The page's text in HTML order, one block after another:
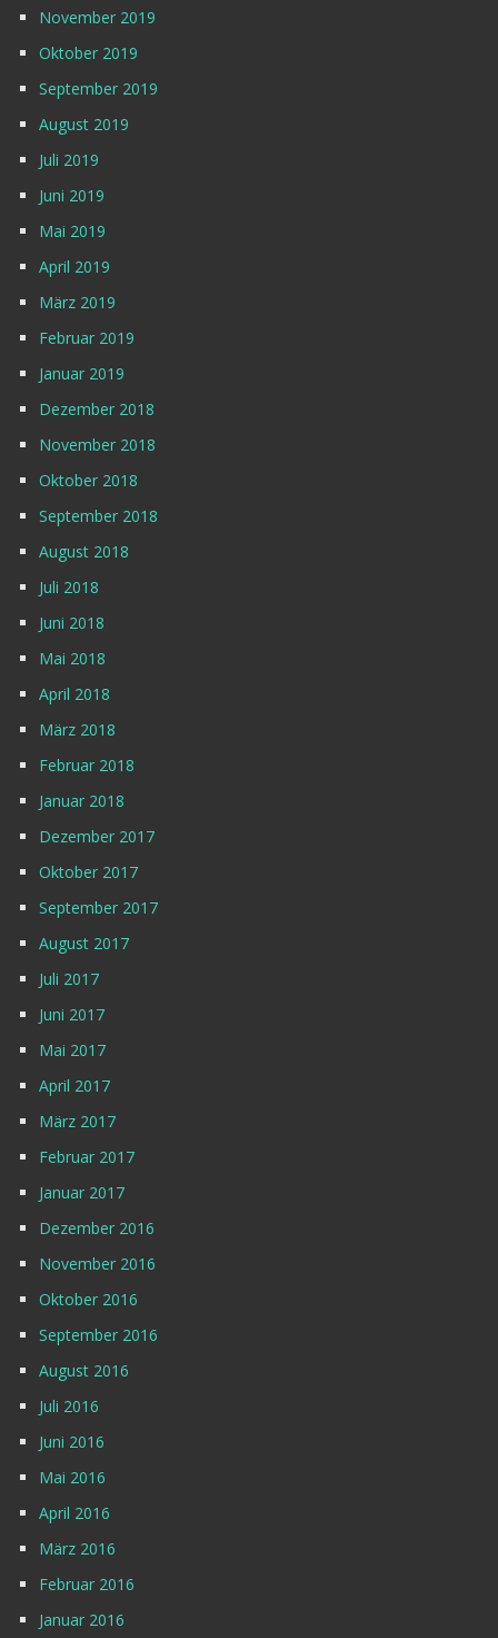
November 2019
Oktober 2019
September 2019
August 2019
Juli 2019
Juni 2019
Mai 2019
April 2019
März 2019
Februar 2019
Januar 2019
Dezember 2018
November 2018
Oktober 2018
September 2018
August 2018
Juli 2018
Juni 2018
Mai 2018
April 2018
März 2018
Februar 2018
Januar 2018
Dezember 2017
Oktober 2017
September 2017
August 2017
Juli 2017
Juni 2017
Mai 2017
April 2017
März 2017
Februar 2017
Januar 2017
Dezember 2016
November 2016
Oktober 2016
September 2016
August 2016
Juli 2016
Juni 2016
Mai 2016
April 2016
März 2016
Februar 2016
Januar 2016